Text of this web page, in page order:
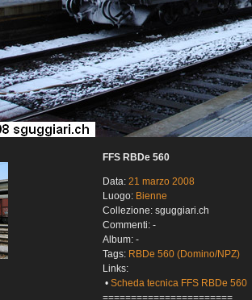
FFS RBDe 560
Data: 21 marzo 2008
Luogo: Bienne
Collezione: sguggiari.ch
Commenti: -
Album: -
Tags: RBDe 560 (Domino/NPZ)
Links:
• Scheda tecnica FFS RBDe 560